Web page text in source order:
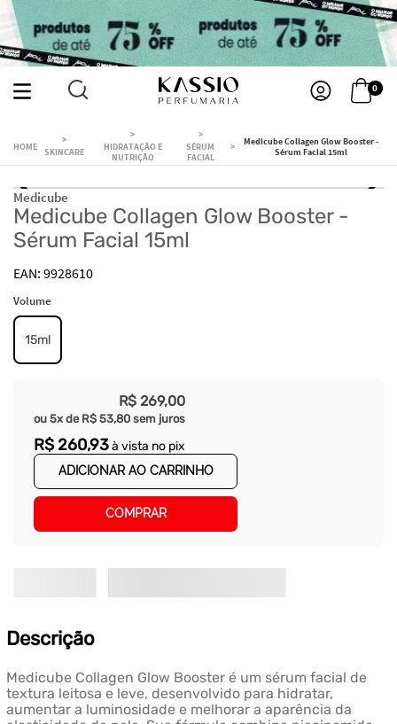
0
SKINCARE
HIDRATAÇÃO E
NUTRIÇÃO
SÉRUM
FACIAL
Medicube Collagen Glow Booster -
Sérum Facial 15ml
Medicube
Medicube Collagen Glow Booster -
Sérum Facial 15ml
9928610
Volume
15ml
R$ 269,00
ou 5x de R$ 53,80 sem juros
R$ 260,93à vista no pix
ADICIONAR AO CARRINHO
COMPRAR
Descrição
Medicube Collagen Glow Booster é um sérum facial de
textura leitosa e leve, desenvolvido para hidratar,
aumentar a luminosidade e melhorar a aparência da